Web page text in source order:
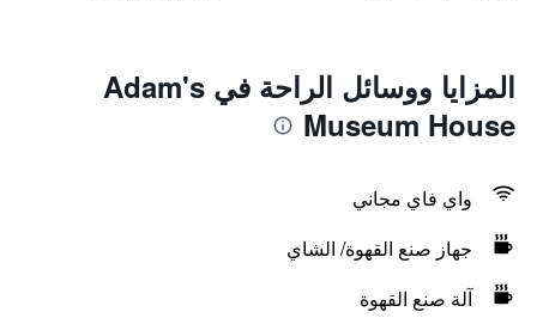
المزايا ووسائل الراحة في Adam's
Museum House
واي فاي مجاني
جهاز صنع القهوة/ الشاي
آلة صنع القهوة